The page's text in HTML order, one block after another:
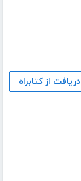
دریافت از کتابراه